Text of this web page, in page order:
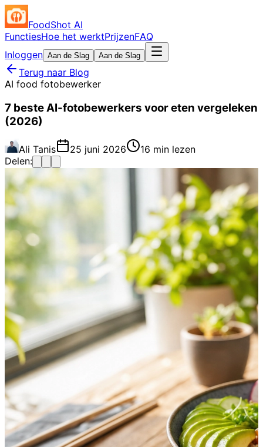
FoodShot AI
FunctiesHoe het werktPrijzenFAQ
Inloggen Aan de Slag Aan de Slag
Terug naar Blog
AI food fotobewerker
7 beste AI-fotobewerkers voor eten vergeleken
(2026)
Ali Tanis 25 juni 2026
16 min lezen
Delen: